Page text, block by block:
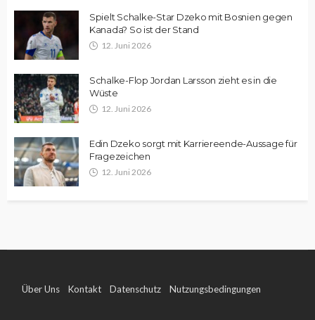
Spielt Schalke-Star Dzeko mit Bosnien gegen
Kanada? So ist der Stand
12. Juni 2026
Schalke-Flop Jordan Larsson zieht es in die
Wüste
12. Juni 2026
Edin Dzeko sorgt mit Karriereende-Aussage für
Fragezeichen
12. Juni 2026
Über Uns Kontakt Datenschutz Nutzungsbedingungen